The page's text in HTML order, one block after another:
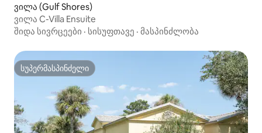
ვილა (Gulf Shores)
ვილა C-Villa Ensuite
შიდა სივრცეები · სისუფთავე · მასპინძლობა
სუპერმასპინძელი
სუპერმასპინძელი